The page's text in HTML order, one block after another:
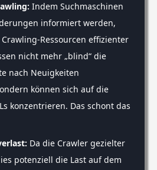
Indem Suchmaschinen
informiert werden,
Ressourcen effizienter
nicht mehr „blind“ die
nach Neuigkeiten
können sich auf die
konzentrieren. Das schont das
Da die Crawler gezielter
potenziell die Last auf dem